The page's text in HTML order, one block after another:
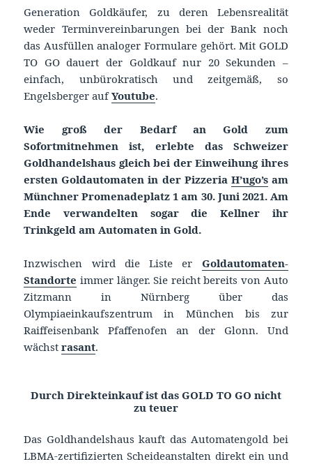
Generation Goldkäufer, zu deren Lebensrealität
weder Terminvereinbarungen bei der Bank noch
das Ausfüllen analoger Formulare gehört. Mit GOLD
TO GO dauert der Goldkauf nur 20 Sekunden –
einfach, unbürokratisch und zeitgemäß, so
Engelsberger aufYoutube.
Wie groß der Bedarf an Gold zum
Sofortmitnehmen ist, erlebte das Schweizer
Goldhandelshaus gleich bei der Einweihung ihres
ersten Goldautomaten in der Pizzeria H’ugo’sam
Münchner Promenadeplatz 1 am 30. Juni 2021. Am
Ende verwandelten sogar die Kellner ihr
Trinkgeld am Automaten in Gold.
Inzwischen wird die Liste er Goldautomaten-
Standorte immer länger. Sie reicht bereits von Auto
Zitzmann in Nürnberg über das
Olympiaeinkaufszentrum in München bis zur
Raiffeisenbank Pfaffenofen an der Glonn. Und
wächstrasant.
Durch Direkteinkauf ist das GOLD TO GO nicht
zu teuer
Das Goldhandelshaus kauft das Automatengold bei
LBMA-zertifizierten Scheideanstalten direkt ein und